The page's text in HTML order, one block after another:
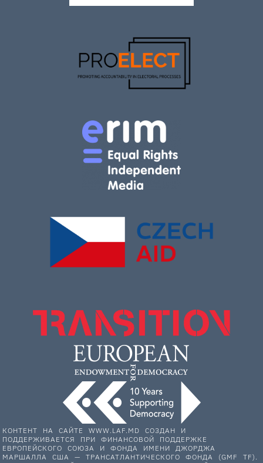
КОНТЕНТ НА САЙТЕ WWW.LAF.MD СОЗДАН И
ПОДДЕРЖИВАЕТСЯ ПРИ ФИНАНСОВОЙ ПОДДЕРЖКЕ
ЕВРОПЕЙСКОГО СОЮЗА И ФОНДА ИМЕНИ ДЖОРДЖА
МАРШАЛЛА США — ТРАНСАТЛАНТИЧЕСКОГО ФОНДА (GMF TF).